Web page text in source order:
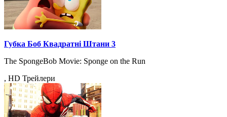
Губка Боб Квадратні Штани 3
The SpongeBob Movie: Sponge on the Run
, HD Трейлери